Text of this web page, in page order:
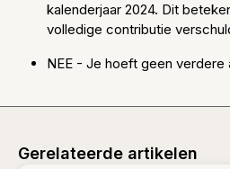
kalenderjaar 2024. Dit
volledige contributie
NEE - Je hoeft geen
Gerelateerde artikelen